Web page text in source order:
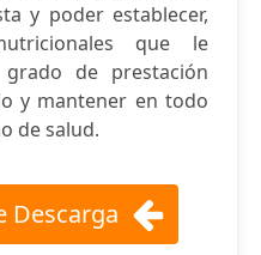
y poder establecer,
que le
de prestación
y mantener en todo
de salud.
Descarga